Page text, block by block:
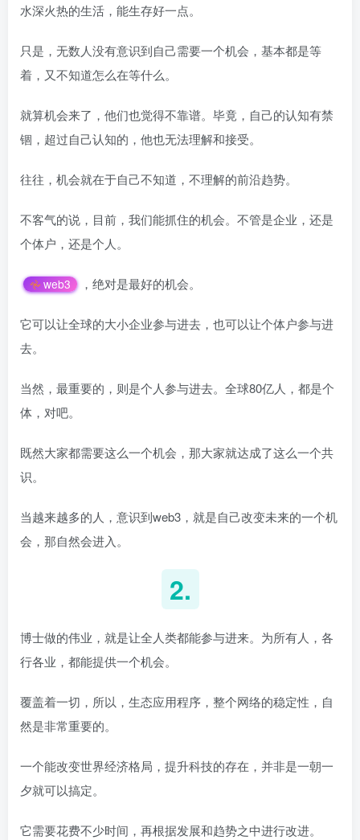
水深火热的生活，能生存好一点。
只是，无数人没有意识到自己需要一个机会，基本都是等
着，又不知道怎么在等什么。
就算机会来了，他们也觉得不靠谱。毕竟，自己的认知有禁
锢，超过自己认知的，他也无法理解和接受。
往往，机会就在于自己不知道，不理解的前沿趋势。
不客气的说，目前，我们能抓住的机会。不管是企业，还是
个体户，还是个人。
web3 ，绝对是最好的机会。
它可以让全球的大小企业参与进去，也可以让个体户参与进
去。
当然，最重要的，则是个人参与进去。全球80亿人，都是个
体，对吧。
既然大家都需要这么一个机会，那大家就达成了这么一个共
识。
当越来越多的人，意识到web3，就是自己改变未来的一个机
会，那自然会进入。
2.
博士做的伟业，就是让全人类都能参与进来。为所有人，各
行各业，都能提供一个机会。
覆盖着一切，所以，生态应用程序，整个网络的稳定性，自
然是非常重要的。
一个能改变世界经济格局，提升科技的存在，并非是一朝一
夕就可以搞定。
它需要花费不少时间，再根据发展和趋势之中进行改进。